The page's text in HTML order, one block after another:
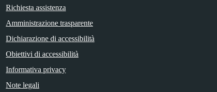
Richiesta assistenza
Amministrazione trasparente
Dichiarazione di accessibilità
Obiettivi di accessibilità
Informativa privacy
Note legali